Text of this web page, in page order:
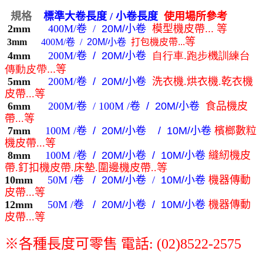
規格 標準大卷長度/ 小卷長度 使用場所參考
2mm 400M/卷 / 20M/小卷 模型機皮帶... 等
3mm 400M/卷 / 20M/小卷 打包機皮帶...等
4mm
200M/卷 / 20M/小卷 自行車.跑步機訓練台
傳動皮帶...等
5mm 200M/卷 / 20M/小卷 洗衣機.烘衣機.乾衣機
皮帶...等
6mm 200M/卷 / 100M /卷 / 20M/小卷 食品機皮
帶...等
7mm
100M /卷 / 20M/小卷 / 10M/小卷 檳榔數粒
機皮帶...等
8mm 100M /卷 / 20M/小卷 / 10M/小卷 縫紉機皮
帶.釘扣機皮帶.床墊. 圍邊機皮帶..等
10mm 50M /卷 / 20M/小卷 / 10M/小卷 機器傳動
皮帶...等
12mm 50M /卷 / 20M/小卷 / 10M/小卷 機器傳動
皮帶...等
※各種長度可 零售 電話: (02)8522-2575